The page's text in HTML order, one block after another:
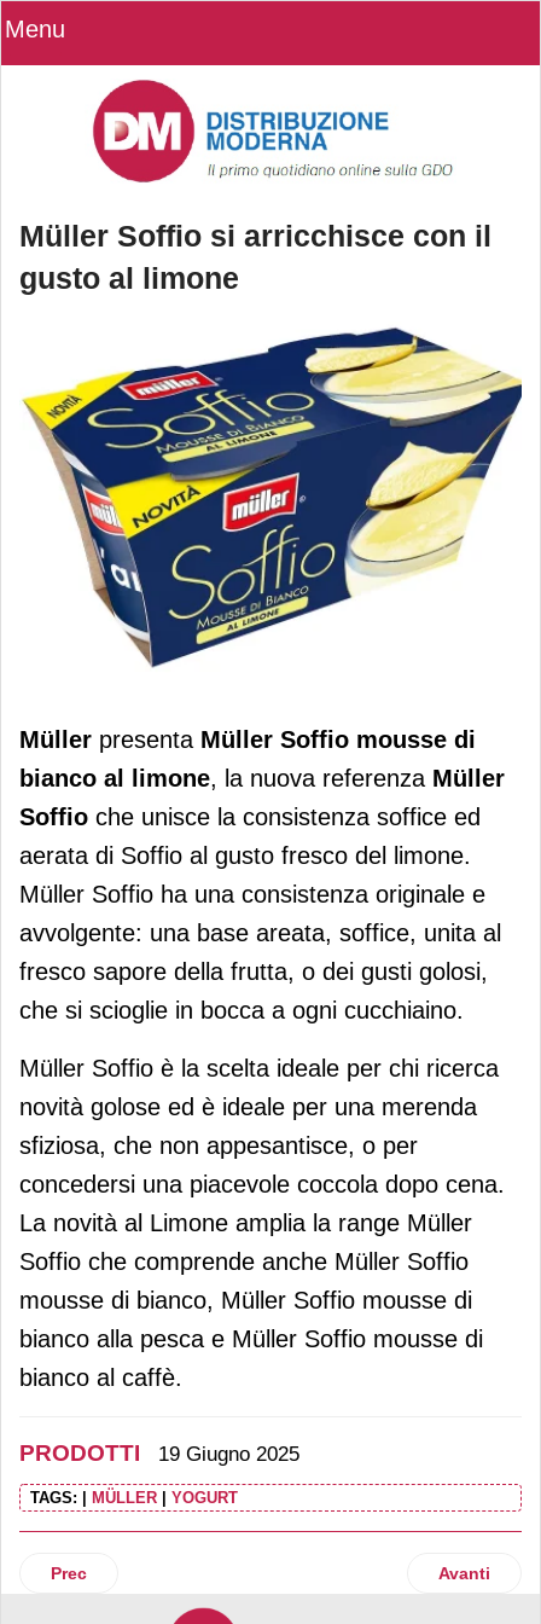
Menu
Müller Soffio si arricchisce con il
gusto al limone
Müller Soffio si arricchisce con il
gusto al limone
Müller presenta Müller Soffio mousse di
bianco al limone, la nuova referenza Müller
Soffio che unisce la consistenza soffice ed
aerata di Soffio al gusto fresco del limone.
Müller Soffio ha una consistenza originale e
avvolgente: una base areata, soffice, unita al
fresco sapore della frutta, o dei gusti golosi,
che si scioglie in bocca a ogni cucchiaino.
Müller Soffio è la scelta ideale per chi ricerca
novità golose ed è ideale per una merenda
sfiziosa, che non appesantisce, o per
concedersi una piacevole coccola dopo cena.
La novità al Limone amplia la range Müller
Soffio che comprende anche Müller Soffio
mousse di bianco, Müller Soffio mousse di
bianco alla pesca e Müller Soffio mousse di
bianco al caffè.
PRODOTTI 19 Giugno 2025
TAGS: MÜLLER YOGURT
Articolo precedente: Biokat’s presenta due nuove lettiere
Prec Articolo
Avanti